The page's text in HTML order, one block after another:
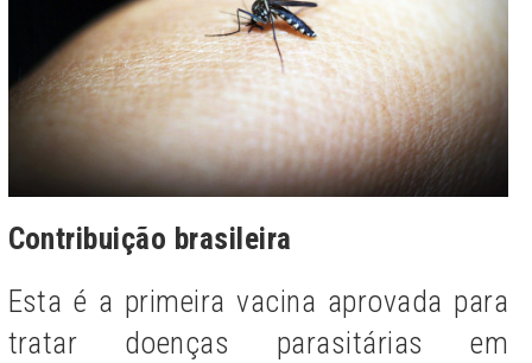
Contribuição brasileira
Esta é a primeira vacina aprovada para
tratar doenças parasitárias em